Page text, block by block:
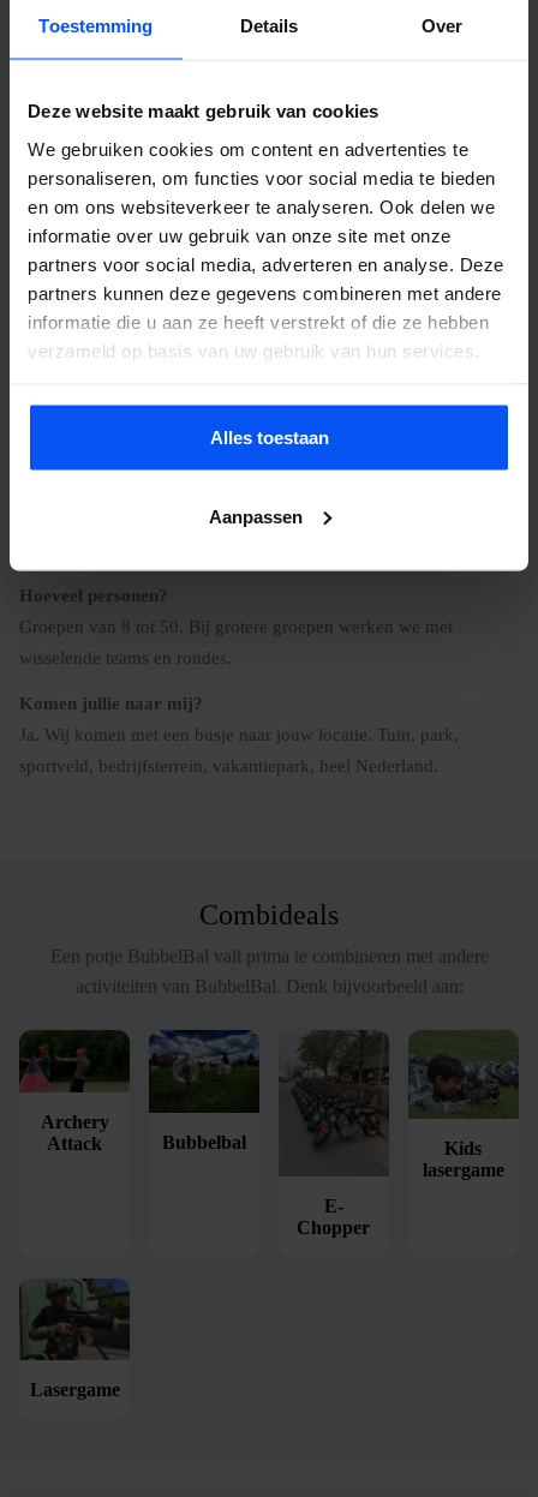
Toestemming Details Over
Deze website maakt gebruik van cookies
We gebruiken cookies om content en advertenties te
personaliseren, om functies voor social media te bieden
en om ons websiteverkeer te analyseren. Ook delen we
informatie over uw gebruik van onze site met onze
partners voor social media, adverteren en analyse. Deze
partners kunnen deze gegevens combineren met andere
informatie die u aan ze heeft verstrekt of die ze hebben
verzameld op basis van uw gebruik van hun services.
Alles toestaan
Aanpassen
spelers, de gewenste datum en de locatie door, en wij regelen de
hoort binnen 24 uur van ons.
Veelgestelde vragen
Doet bubbelbal pijn?
Nee. De opblaasbare ballen beschermen je lichaam volledig. Je
valt zacht en stuitert terug. Het voelt eerder als lachen dan als pijn.
Hangt af van groepsgrootte, duur en locatie. Neem contact op
voor een offerte, je hoort binnen 24 uur.
Ja. De ballen zijn waterdicht en op nat gras glijdt en stuitert het
Hoeveel personen?
Groepen van 8 tot 50. Bij grotere groepen werken we met
wisselende teams en rondes.
Komen jullie naar mij?
Ja. Wij komen met een busje naar jouw locatie. Tuin, park,
sportveld, bedrijfsterrein, vakantiepark, heel Nederland.
Combideals
Een potje BubbelBal valt prima te combineren met andere
activiteiten van BubbelBal. Denk bijvoorbeeld aan:
Archery
Attack
Bubbelbal
E-
Chopper
Kids
lasergame
Lasergame